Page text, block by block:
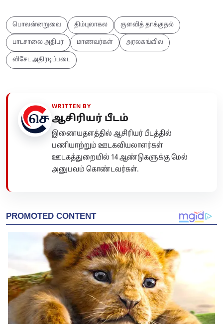
பொலன்னறுவை திம்புலாகல குளவித் தாக்குதல்
பாடசாலை அதிபர் மாணவர்கள் அரலகங்வில
விசேட அதிரடிப்படை
WRITTEN BY
ஆசிரியர் பீடம்
இணையதளத்தில் ஆசிரியர் பீடத்தில்
பணியாற்றும் ஊடகவியலாளர்கள்
ஊடகத்துறையில் 14 ஆண்டுகளுக்கு மேல்
அனுபவம் கொண்டவர்கள்.